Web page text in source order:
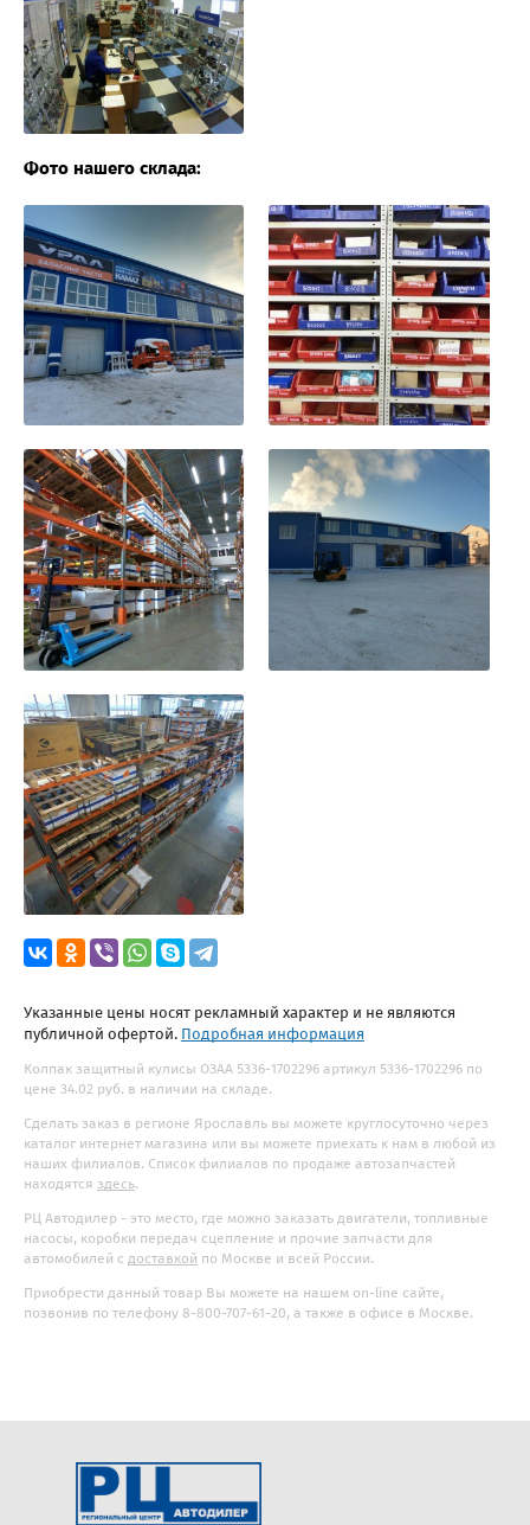
Фото нашего склада:
Указанные цены носят рекламный характер и не являются
публичной офертой. Подробная информация
Колпак защитный кулисы ОЗАА 5336-1702296 артикул 5336-1702296 по
цене 34.02 руб. в наличии на складе.
Сделать заказ в регионе Ярославль вы можете круглосуточно через
каталог интернет магазина или вы можете приехать к нам в любой из
наших филиалов. Список филиалов по продаже автозапчастей
находятся здесь.
РЦ Автодилер - это место, где можно заказать двигатели, топливные
насосы, коробки передач сцепление и прочие запчасти для
автомобилей с доставкой по Москве и всей России.
Приобрести данный товар Вы можете на нашем on-line сайте,
позвонив по телефону 8-800-707-61-20, а также в офисе в Москве.